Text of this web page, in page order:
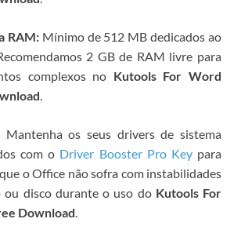
RAM:Mínimo de 512 MB dedicados ao
2 GB de RAM livre para
complexos no Kutools For Word
Mantenha os seus drivers de sistema
com o Driver Booster Pro Keypara
o Office não sofra com instabilidades
ou disco durante o uso do Kutools For
Download